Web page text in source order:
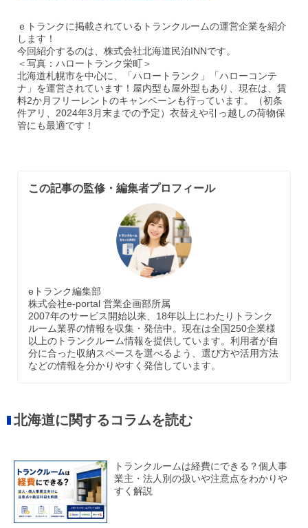
ｅトランクに掲載されているトランクルームの運営企業を紹介
します！
今回紹介するのは、株式会社北海道民泊INNです。
＜写真：ハロートランク栄町＞
北海道札幌市を中心に、「ハロートランク」「ハローコンテ
ナ」を運営されています！屋内型も屋外型もあり、現在は、賃
料2か月フリーレントのキャンペーンも行っています。（初条
件アリ、2024年3月末までの予定）衣替えや引っ越しの荷物保
管にも最適です！
この記事の監修・編集者プロフィール
eトランク編集部
株式会社e-portal 営業企画部所属
2007年のサービス開始以来、18年以上にわたりトランク
ルーム業界の情報を収集・発信中。現在は全国250企業様
以上のトランクルーム情報を提供しています。利用者が自
分に合った収納スペースを選べるよう、選び方や活用方法
などの情報を分かりやすく発信しています。
北海道に関するコラムを読む
トランクルームは経費にできる？個人事
業主・法人別の扱いや注意点をわかりや
すく解説